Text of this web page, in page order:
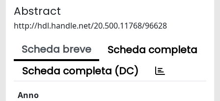
Abstract
http://hdl.handle.net/20.500.11768/96628
Scheda breve
Scheda completa
Scheda completa (DC)
Anno